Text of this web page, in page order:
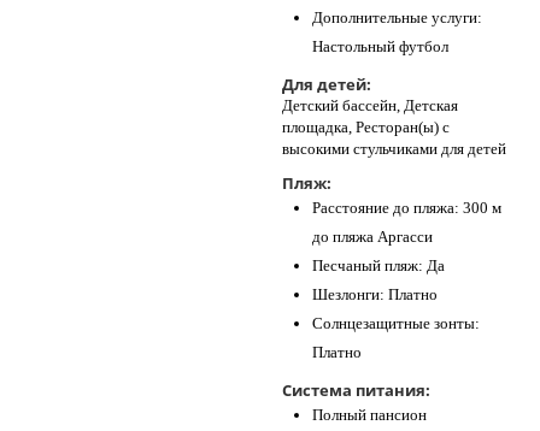
Дополнительные услуги:
Настольный футбол
Для детей:
Детский бассейн, Детская
площадка, Ресторан(ы) с
высокими стульчиками для детей
Пляж:
Расстояние до пляжа: 300 м
до пляжа Аргасси
Песчаный пляж: Да
Шезлонги: Платно
Солнцезащитные зонты:
Платно
Система питания:
Полный пансион